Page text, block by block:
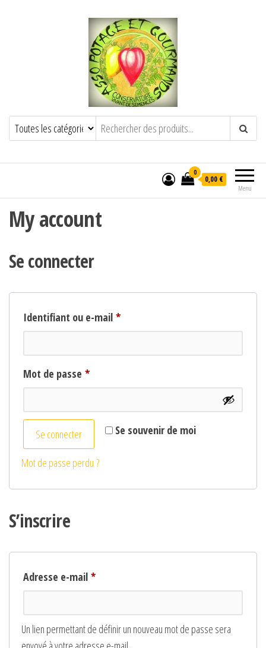
POTAGE ET GOURMANDSSemence paysanne naturelle
——————————————-
Menu
0
0,00 €
My account
Se connecter
Identifiant ou e-mail *Obligatoire
Mot de passe *Obligatoire
Se souvenir de moi
Se connecter
Mot de passe perdu ?
S’inscrire
Adresse e-mail *Obligatoire
Un lien permettant de définir un nouveau mot de passe sera